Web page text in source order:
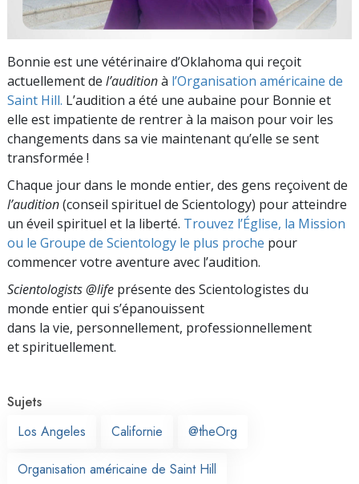
Bonnie est une vétérinaire d’Oklahoma qui reçoit
actuellement de l’auditionà l’Organisation américaine de
Saint Hill. L’audition a été une aubaine pour Bonnie et
elle est impatiente de rentrer à la maison pour voir les
changements dans sa vie maintenant qu’elle se sent
transformée !
Chaque jour dans le monde entier, des gens reçoivent de
l’audition(conseil spirituel de Scientology) pour atteindre
un éveil spirituel et la liberté. Trouvez l’Église, la Mission
ou le Groupe de Scientology le plus proche pour
commencer votre aventure avec l’audition.
Scientologists @life présente des Scientologistes du
monde entier qui s’épanouissent
dans la vie, personnellement, professionnellement
et spirituellement.
Sujets
Los Angeles
Californie @theOrg
Organisation américaine de Saint Hill